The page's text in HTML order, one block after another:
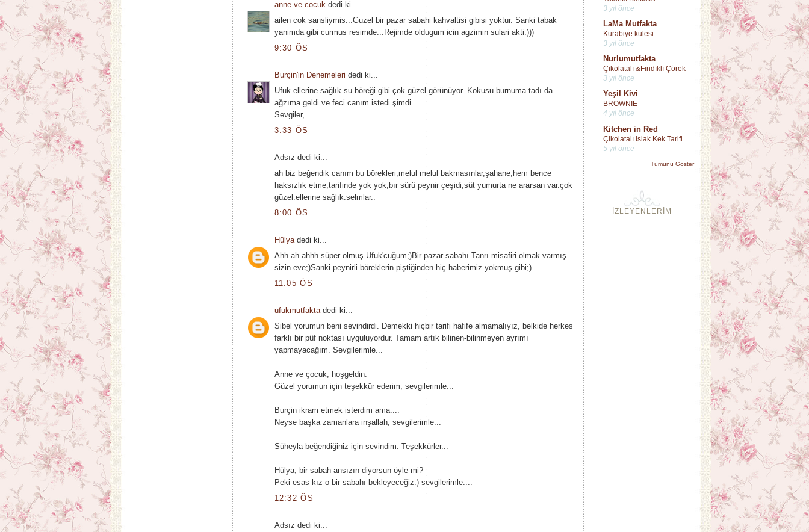
3 yıl önce
LaMa Mutfakta
Kurabiye kulesi
3 yıl önce
Nurlumutfakta
Çikolatalı &Fındıklı Çörek
3 yıl önce
Yeşil Kivi
BROWNIE
4 yıl önce
Kitchen in Red
Çikolatalı Islak Kek Tarifi
5 yıl önce
Tümünü Göster
İZLEYENLERİM
anne ve cocuk dedi ki...
ailen cok sansliymis...Guzel bir pazar sabahi kahvaltisi gibisi yoktur. Sanki tabak
yanimda gibi curmus resimde...Rejimde oldugum icin agzimin sulari akti:)))
9:30 ÖS
Burçin'in Denemeleri dedi ki...
Ufuk ellerine sağlık su böreği gibi çok güzel görünüyor. Kokusu burnuma tadı da
ağzıma geldi ve feci canım istedi şimdi.
Sevgiler,
3:33 ÖS
Adsız dedi ki...
ah biz beğendik canım bu börekleri,melul melul bakmasınlar,şahane,hem bence
haksızlık etme,tarifinde yok yok,bır sürü peynir çeşidi,süt yumurta ne ararsan var.çok
güzel.ellerine sağlık.selmlar..
8:00 ÖS
Hülyadedi ki...
Ahh ah ahhh süper olmuş Ufuk'cuğum;)Bir pazar sabahı Tanrı misafiri olmak varmış
sizin eve;)Sanki peynirli böreklerin piştiğinden hiç haberimiz yokmuş gibi;)
11:05 ÖS
ufukmutfaktadedi ki...
Sibel yorumun beni sevindirdi. Demekki hiçbir tarifi hafife almamalıyız, belkide herkes
farklı bir püf noktası uyguluyordur. Tamam artık bilinen-bilinmeyen ayrımı
yapmayacağım. Sevgilerimle...
Anne ve çocuk, hoşgeldin.
Güzel yorumun için teşekkür ederim, sevgilerimle...
Burçin ikram etmek isterdim ama....
Neyse başka zamanlara inşallah, sevgilerimle...
Süheyla beğendiğiniz için sevindim. Teşekkürler...
Hülya, bir sabah ansızın diyorsun öyle mi?
Peki esas kız o bir sabahı bekleyeceğiz:) sevgilerimle....
12:32 ÖS
Adsız dedi ki...